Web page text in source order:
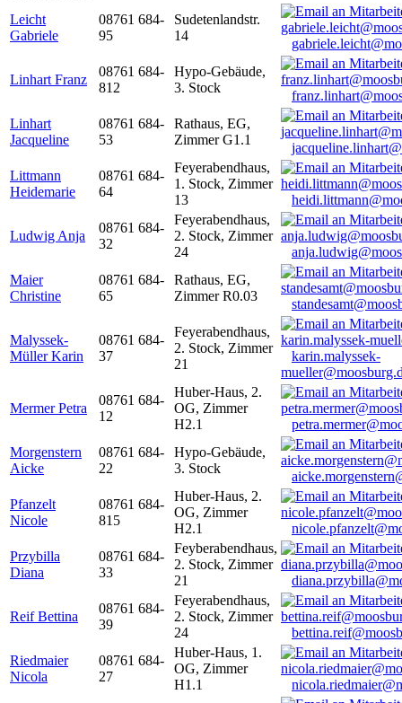
Leicht
Gabriele
08761 684-
95
Sudetenlandstr.
14
Linhart Franz
08761 684-
812
Hypo-Gebäude,
3. Stock
Linhart
Jacqueline
08761 684-
53
Rathaus, EG,
Zimmer G1.1
Littmann
Heidemarie
08761 684-
64
Feyerabendhaus,
1. Stock, Zimmer
13
Ludwig Anja
08761 684-
32
Feyerabendhaus,
2. Stock, Zimmer
24
Maier
Christine
08761 684-
65
Rathaus, EG,
Zimmer R0.03
Malyssek-
Müller Karin
08761 684-
37
Feyerabendhaus,
2. Stock, Zimmer
21
karin.malyssek-
Mermer Petra
08761 684-
12
Huber-Haus, 2.
OG, Zimmer
H2.1
Morgenstern
Aicke
08761 684-
22
Hypo-Gebäude,
3. Stock
Pfanzelt
Nicole
08761 684-
815
Huber-Haus, 2.
OG, Zimmer
H2.1
Przybilla
Diana
08761 684-
33
Feyberabendhaus,
2. Stock, Zimmer
21
Reif Bettina
08761 684-
39
Feyerabendhaus,
2. Stock, Zimmer
24
Riedmaier
Nicola
08761 684-
27
Huber-Haus, 1.
OG, Zimmer
H1.1